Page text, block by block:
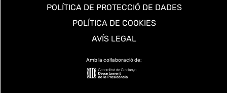
POLÍTICA DE PROTECCIÓ DE DADES
POLÍTICA DE COOKIES
AVÍS LEGAL
Amb la col·laboració de: